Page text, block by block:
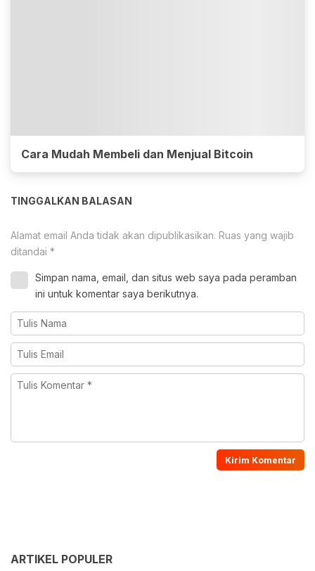
Cara Mudah Membeli dan Menjual Bitcoin
TINGGALKAN BALASAN
Alamat email Anda tidak akan dipublikasikan. Ruas yang wajib
ditandai *
Simpan nama, email, dan situs web saya pada peramban
ini untuk komentar saya berikutnya.
ARTIKEL POPULER